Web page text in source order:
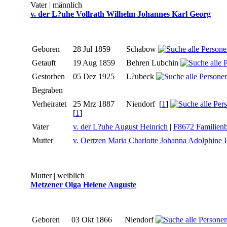
Vater | männlich
v. der L?uhe Vollrath Wilhelm Johannes Karl Georg
Geboren 28 Jul 1859
Schabow
Getauft
19 Aug 1859
Behren Lubchin
Gestorben
05 Dez 1925
L?ubeck
Begraben
Verheiratet
25 Mrz 1887
[1]
Niendorf [1]
Vater v. der L?uhe August Heinrich | F8672
Mutter
v. Oertzen Maria Charlotte Johanna Adolphine
Mutter | weiblich
Metzener Olga Helene Auguste
Geboren 03 Okt 1866
Niendorf